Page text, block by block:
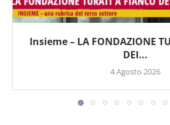
Insieme – LA FONDAZIONE
DEI...
4 Agosto 2026